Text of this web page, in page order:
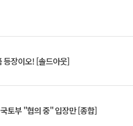
장이오! [솔드아웃]
토부 "협의 중" 입장만 [종합]